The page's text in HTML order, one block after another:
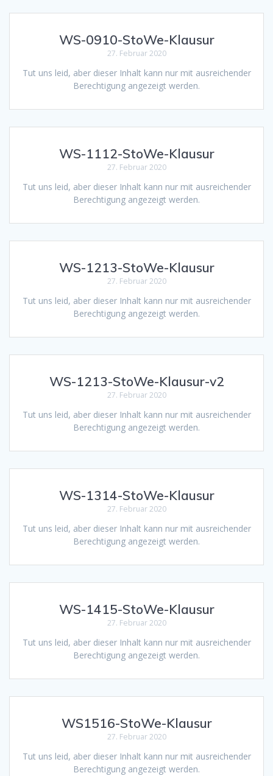
WS-0910-StoWe-Klausur
27. Februar 2020
Tut uns leid, aber dieser Inhalt kann nur mit ausreichender
Berechtigung angezeigt werden.
WS-1112-StoWe-Klausur
27. Februar 2020
Tut uns leid, aber dieser Inhalt kann nur mit ausreichender
Berechtigung angezeigt werden.
WS-1213-StoWe-Klausur
27. Februar 2020
Tut uns leid, aber dieser Inhalt kann nur mit ausreichender
Berechtigung angezeigt werden.
WS-1213-StoWe-Klausur-v2
27. Februar 2020
Tut uns leid, aber dieser Inhalt kann nur mit ausreichender
Berechtigung angezeigt werden.
WS-1314-StoWe-Klausur
27. Februar 2020
Tut uns leid, aber dieser Inhalt kann nur mit ausreichender
Berechtigung angezeigt werden.
WS-1415-StoWe-Klausur
27. Februar 2020
Tut uns leid, aber dieser Inhalt kann nur mit ausreichender
Berechtigung angezeigt werden.
WS1516-StoWe-Klausur
27. Februar 2020
Tut uns leid, aber dieser Inhalt kann nur mit ausreichender
Berechtigung angezeigt werden.